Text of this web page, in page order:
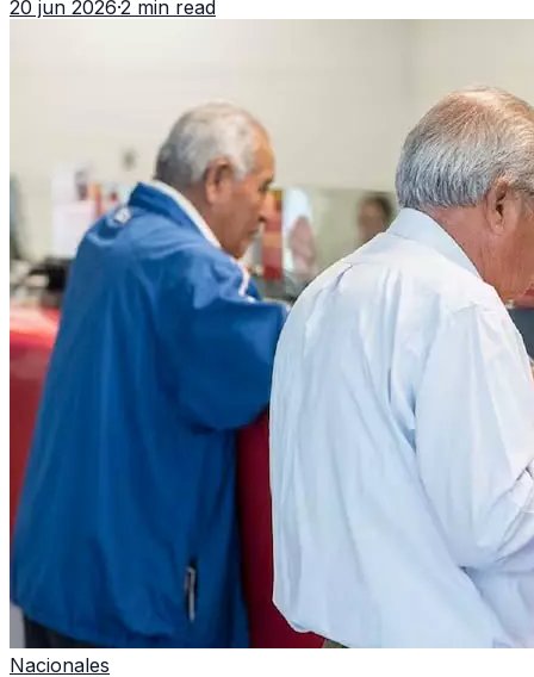
fallido con la administración anterior del Ministerio
20 jun 2026·2 min read
Nacionales